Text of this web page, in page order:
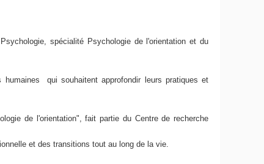
spécialité Psychologie de l'orientation et du
qui souhaitent approfondir leurs pratiques et
de l'orientation", fait partie du Centre de recherche
et des transitions tout au long de la vie.